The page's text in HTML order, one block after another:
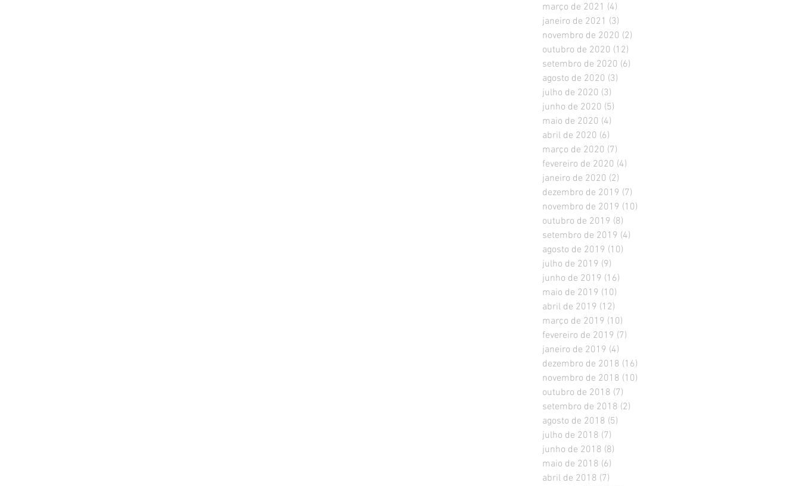
março de 2021 (4)
janeiro de 2021 (3)
novembro de 2020 (2)
outubro de 2020 (12)
setembro de 2020 (6)
agosto de 2020 (3)
julho de 2020 (3)
junho de 2020 (5)
maio de 2020 (4)
abril de 2020 (6)
março de 2020 (7)
fevereiro de 2020 (4)
janeiro de 2020 (2)
dezembro de 2019 (7)
novembro de 2019 (10)
outubro de 2019 (8)
setembro de 2019 (4)
agosto de 2019 (10)
julho de 2019 (9)
junho de 2019 (16)
maio de 2019 (10)
abril de 2019 (12)
março de 2019 (10)
fevereiro de 2019 (7)
janeiro de 2019 (4)
dezembro de 2018 (16)
novembro de 2018 (10)
outubro de 2018 (7)
setembro de 2018 (2)
agosto de 2018 (5)
julho de 2018 (7)
junho de 2018 (8)
maio de 2018 (6)
abril de 2018 (7)